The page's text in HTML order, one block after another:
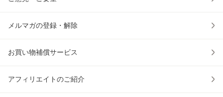
メルマガの登録・解除
お買い物補償サービス
アフィリエイトのご紹介